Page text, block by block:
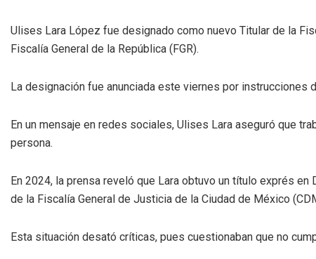
Ulises Lara López fue designado como nuevo Titular de la
Fiscalía General de la República (FGR).
La designación fue anunciada este viernes por instrucciones
En un mensaje en redes sociales, Ulises Lara aseguró que
persona.
En 2024, la prensa reveló que Lara obtuvo un título exprés
de la Fiscalía General de Justicia de la Ciudad de México
Esta situación desató críticas, pues cuestionaban que no